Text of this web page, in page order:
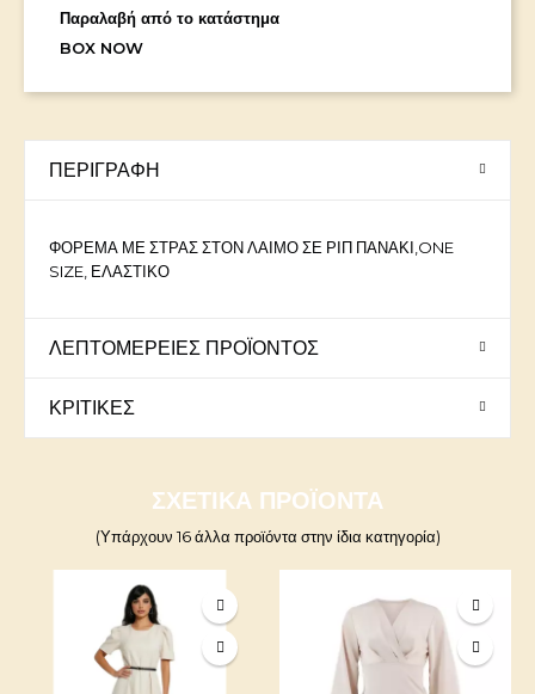
Παραλαβή από το κατάστημα
BOX NOW
ΠΕΡΙΓΡΑΦΉ
ΦΟΡΕΜΑ ΜΕ ΣΤΡΑΣ ΣΤΟΝ ΛΑΙΜΟ ΣΕ ΡΙΠ ΠΑΝΑΚΙ,ONE
SIZE, ΕΛΑΣΤΙΚΟ
ΛΕΠΤΟΜΈΡΕΙΕΣ ΠΡΟΪΌΝΤΟΣ
ΚΡΙΤΙΚΈΣ
ΣΧΕΤΙΚΆ ΠΡΟΪΌΝΤΑ
(Υπάρχουν 16 άλλα προϊόντα στην ίδια κατηγορία)